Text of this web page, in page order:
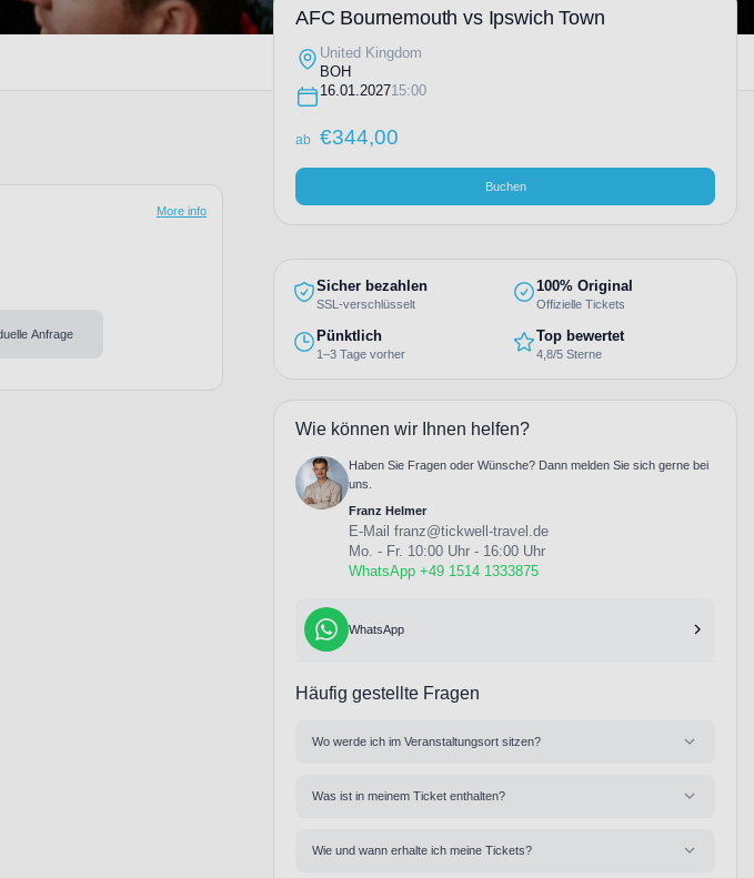
Anfrage
More info
AFC Bournemouth vs Ipswich Town
United Kingdom
BOH
16.01.202715:00
ab €344,00
Buchen
Sicher bezahlen
SSL-verschlüsselt
100% Original
Offizielle Tickets
Pünktlich
1–3 Tage vorher
Top bewertet
4,8/5 Sterne
Wie können wir Ihnen helfen?
Haben Sie Fragen oder Wünsche? Dann melden Sie sich gerne bei
uns.
Franz Helmer
E-Mail franz@tickwell-travel.de
Mo. - Fr. 10:00 Uhr - 16:00 Uhr
WhatsApp +49 1514 1333875
WhatsApp
Häufig gestellte Fragen
Wo werde ich im Veranstaltungsort sitzen?
Was ist in meinem Ticket enthalten?
Wie und wann erhalte ich meine Tickets?